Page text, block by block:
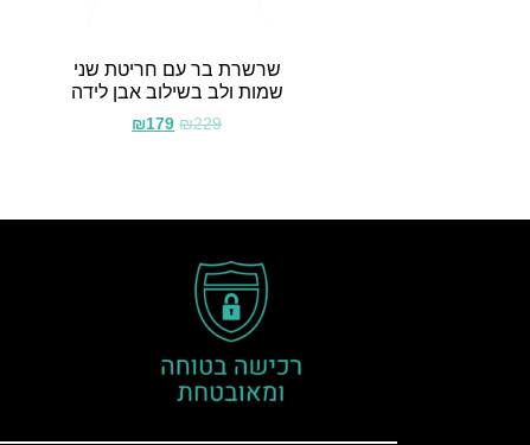
שרשרת בר עם חריטת שני
שמות ולב בשילוב אבן לידה
₪229
₪179